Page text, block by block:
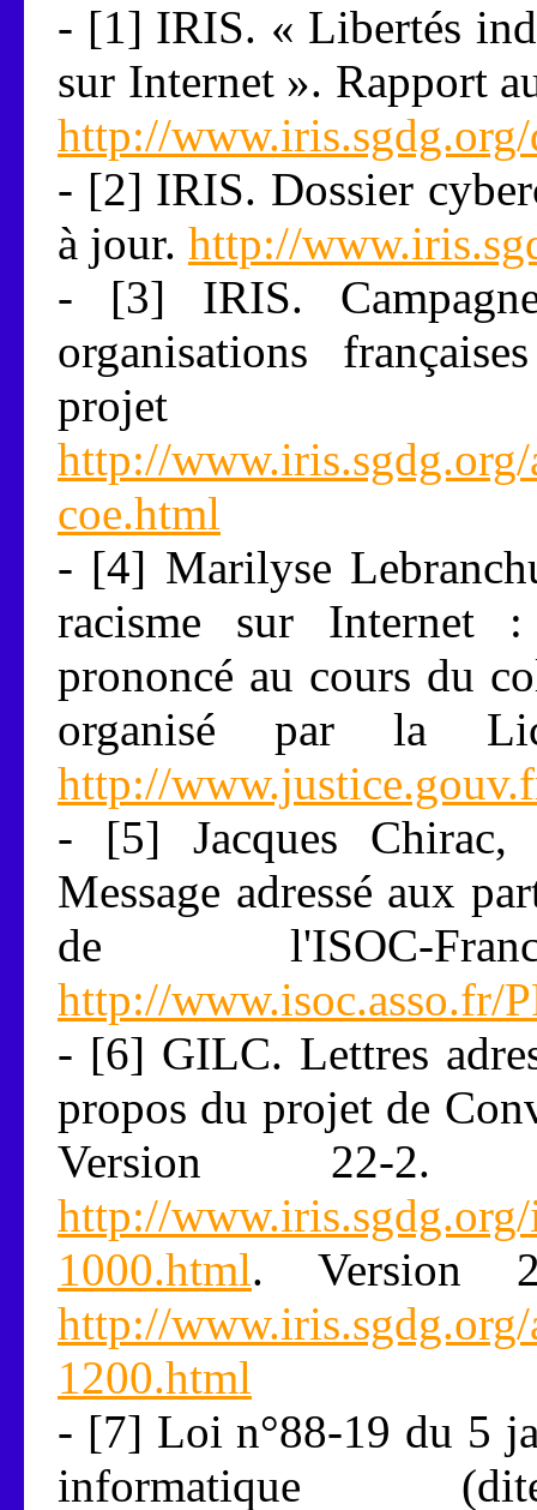
- [1] IRIS. « Libertés
sur Internet ». Rapport
http://
- [2] IRIS. Dossier
à jour. http://
- [3] IRIS.
organisations
projet
http://
coe.html
- [4] Marilyse
racisme sur Internet
prononcé au cours du
organisé par la
http://
- [5] Jacques Chirac,
Message adressé aux
de l'ISOC-
http://www.isoc.asso.fr/
- [6] GILC. Lettres
propos du projet de
Version 22-
http://
1000.html. Version
http://
1200.html
- [7] Loi n°88-19 du 5
informatique